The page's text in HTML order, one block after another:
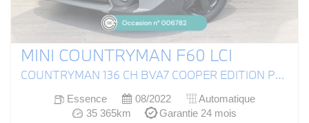
MINI COUNTRYMAN F60 LCI
COUNTRYMAN 136 CH BVA7 COOPER EDITION PREMIUM PLUS
Essence 08/2022
Automatique
35 365km
Garantie 24 mois